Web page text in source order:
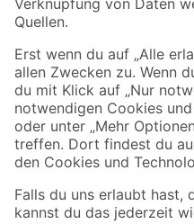
Sicher einkaufen
Jetzt die toom-App
Alle Preisangaben in EUR inkl. gesetzl.